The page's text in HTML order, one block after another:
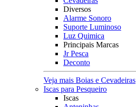
Diversos
Alarme Sonoro
Suporte Luminoso
Luz Quimica
Principais Marcas
Jr Pesca
Deconto
Veja mais Boias e Cevadeiras
Iscas para Pesqueiro
Iscas